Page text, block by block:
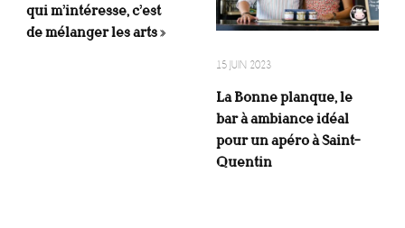
qui m’intéresse, c’est
de mélanger les arts »
15 JUIN 2023
La Bonne planque, le
bar à ambiance idéal
pour un apéro à Saint-
Quentin